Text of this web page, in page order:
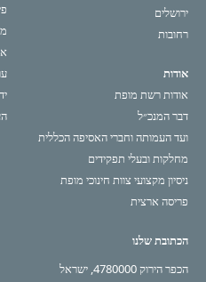
ירושלים
רחובות
אודות
אודות רשת מופת
דבר המנכ״ל
ועד העמותה וחברי האסיפה הכללית
מחלקות ובעלי תפקידים
ניסיון מקצועי צוות חינוכי מופת
פריסה ארצית
הכתובת שלנו
הכפר הירוק 4780000, ישראל